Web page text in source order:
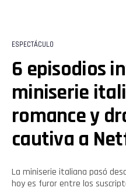
ESPECTÁCULO
6 episodios
miniserie
romance y
cautiva a
La miniserie italiana pasó
hoy es furor entre los